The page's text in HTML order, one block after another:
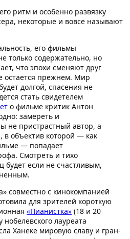
ритм и особенно развязку
некоторые и вовсе называют
его фильмы
только содержательно, но
что эпохи сменяют друг
остается прежнем. Мир
долгой, спасения не
стать свидетелем
о фильме критик Антон
замереть и
не пристрастный автор, а
в объектив которой — как
— попадает
Смотреть и тихо
будет если не счастливым,
совместно с кинокомпанией
для зрителей короткую
«Пианистка» (18 и 20
лауреата
Ханеке мировую славу и гран-